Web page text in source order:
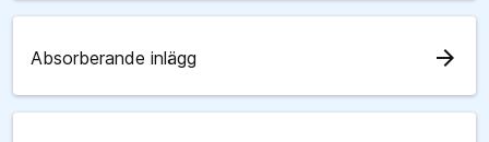
Absorberande inlägg arrow_forward